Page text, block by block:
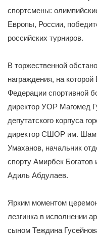
спортсмены:
Европы, России,
российских турниров.
В торжественной
награждения, на
Федерации спортивной
директор УОР Магомед
депутатского корпуса
директор СШОР им.
Умаханов, начальник
спорту Амирбек
Адиль Абдулаев.
Ярким моментом
лезгинка в исполнении
сыном Теждина